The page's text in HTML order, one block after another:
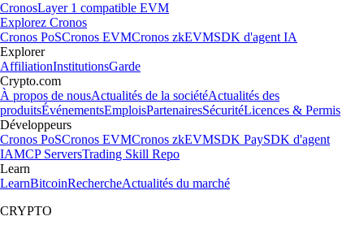
CronosLayer 1 compatible EVM
Explorez Cronos
Cronos PoSCronos EVMCronos zkEVMSDK d'agent IA
Explorer
AffiliationInstitutionsGarde
Crypto.com
À propos de nousActualités de la sociétéActualités des
produitsÉvénementsEmploisPartenairesSécuritéLicences & Permis
Développeurs
Cronos PoSCronos EVMCronos zkEVMSDK PaySDK d'agent
IAMCP ServersTrading Skill Repo
Learn
LearnBitcoinRechercheActualités du marché
CRYPTO